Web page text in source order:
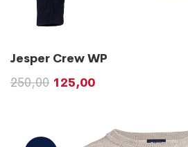
Jesper Crew WP
250,00 125,00